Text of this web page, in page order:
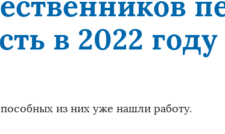
в 2022 году
из них уже нашли работу.